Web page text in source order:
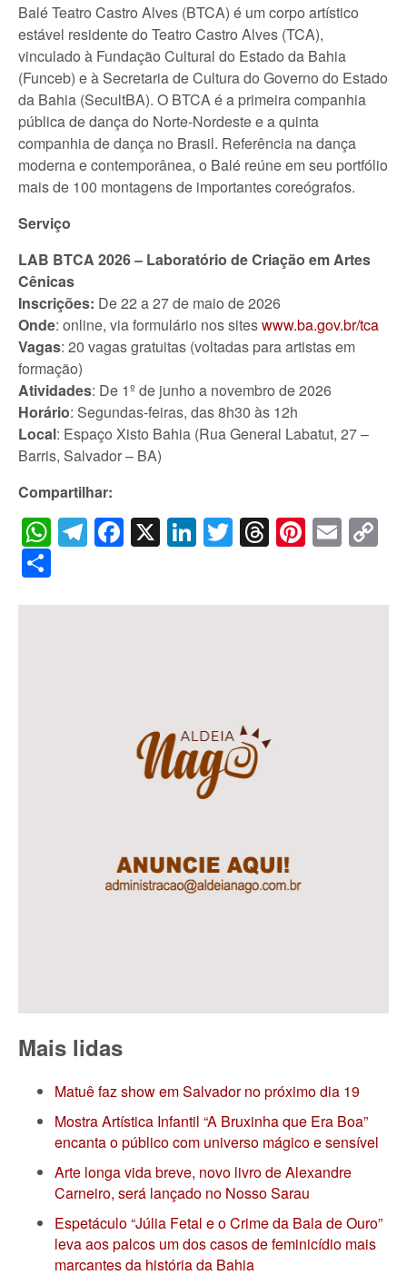
Balé Teatro Castro Alves (BTCA) é um corpo artístico
estável residente do Teatro Castro Alves (TCA),
vinculado à Fundação Cultural do Estado da Bahia
(Funceb) e à Secretaria de Cultura do Governo do Estado
da Bahia (SecultBA). O BTCA é a primeira companhia
pública de dança do Norte-Nordeste e a quinta
companhia de dança no Brasil. Referência na dança
moderna e contemporânea, o Balé reúne em seu portfólio
mais de 100 montagens de importantes coreógrafos.
Serviço
LAB BTCA 2026 – Laboratório de Criação em Artes
Cênicas
Inscrições: De 22 a 27 de maio de 2026
Onde: online, via formulário nos siteswww.ba.gov.br/tca
Vagas: 20 vagas gratuitas (voltadas para artistas em
formação)
Atividades: De 1º de junho a novembro de 2026
Horário: Segundas-feiras, das 8h30 às 12h
Local: Espaço Xisto Bahia (Rua General Labatut, 27 –
Barris, Salvador – BA)
Compartilhar:
WhatsApp
Telegram
Facebook
X LinkedIn
Twitter
Threads
Mais lidas
Matuê faz show em Salvador no próximo dia 19
Mostra Artística Infantil “A Bruxinha que Era Boa”
encanta o público com universo mágico e sensível
Arte longa vida breve, novo livro de Alexandre
Carneiro, será lançado no Nosso Sarau
Espetáculo “Júlia Fetal e o Crime da Bala de Ouro”
leva aos palcos um dos casos de feminicídio mais
marcantes da história da Bahia